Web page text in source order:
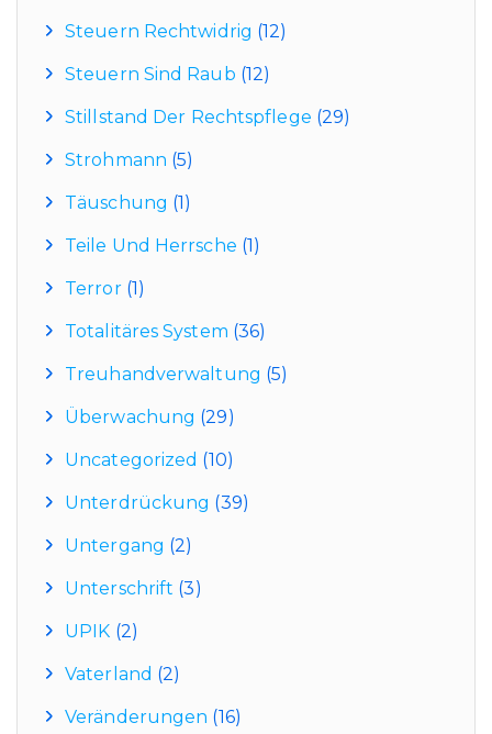
Steuern Rechtwidrig (12)
Steuern Sind Raub (12)
Stillstand Der Rechtspflege (29)
Strohmann (5)
Täuschung (1)
Teile Und Herrsche (1)
Terror(1)
Totalitäres System (36)
Treuhandverwaltung (5)
Überwachung (29)
Uncategorized (10)
Unterdrückung (39)
Untergang (2)
Unterschrift (3)
UPIK (2)
Vaterland (2)
Veränderungen (16)